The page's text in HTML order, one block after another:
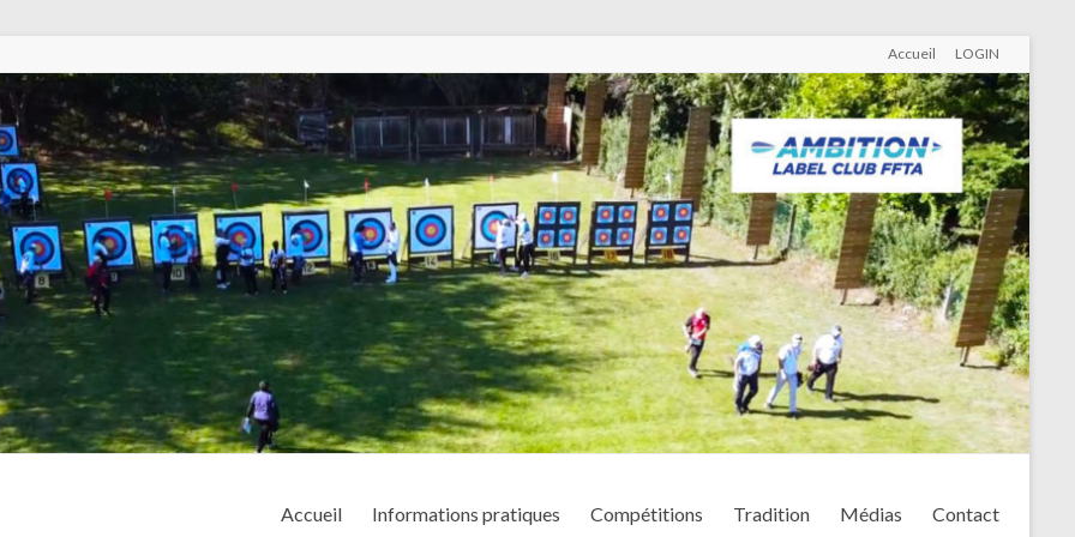
Accueil LOGIN
Accueil Informations pratiques Compétitions Tradition Médias Contact